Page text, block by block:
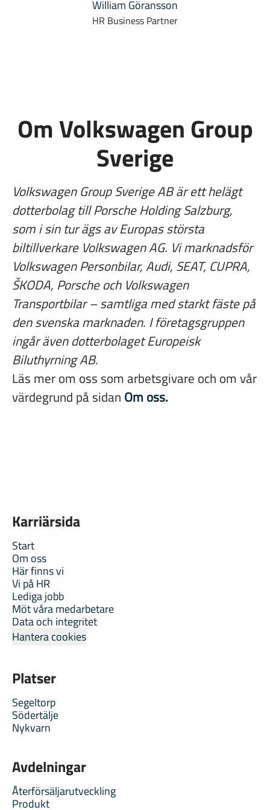
William Göransson
HR Business Partner
Om Volkswagen Group
Sverige
Volkswagen Group Sverige AB är ett helägt
dotterbolag till Porsche Holding Salzburg,
som i sin tur ägs av Europas största
biltillverkare Volkswagen AG. Vi marknadsför
Volkswagen Personbilar, Audi, SEAT, CUPRA,
ŠKODA, Porsche och Volkswagen
Transportbilar – samtliga med starkt fäste på
den svenska marknaden. I företagsgruppen
ingår även dotterbolaget Europeisk
Biluthyrning AB.
Läs mer om oss som arbetsgivare och om vår
värdegrund på sidan Om oss.
Karriärsida
Start
Om oss
Här finns vi
Vi på HR
Lediga jobb
Möt våra medarbetare
Data och integritet
Hantera cookies
Platser
Segeltorp
Södertälje
Nykvarn
Avdelningar
Återförsäljarutveckling
Produkt